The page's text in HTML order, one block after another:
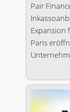
Pair
Expansion
Paris